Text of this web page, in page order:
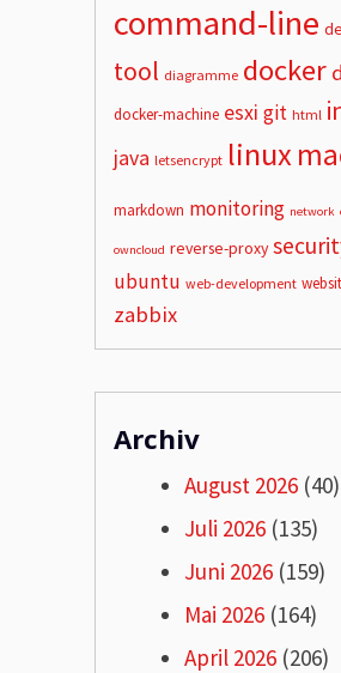
command-line
tool diagramme docker
docker-machine esxi git html
java letsencrypt linux
markdown monitoring network
owncloud reverse-proxy
ubuntu web-development
zabbix
Archiv
August 2026(40)
Juli 2026(135)
Juni 2026(159)
Mai 2026(164)
April 2026(206)